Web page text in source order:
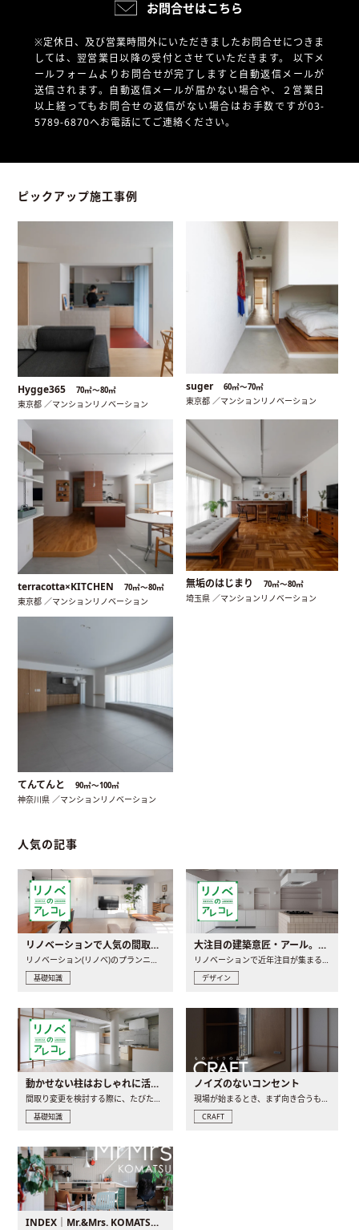
お問合せはこちら
※定休日、及び営業時間外にいただきましたお問合せにつきま
しては、翌営業日以降の受付とさせていただきます。 以下メ
ールフォームよりお問合せが完了しますと自動返信メールが
送信されます。自動返信メールが届かない場合や、
２営業日
以上経ってもお問合せの返信がない場合はお手数ですが03-
5789-6870へお電話にてご連絡ください。
ピックアップ施工事例
Hygge365 70㎡〜80㎡
東京都 ／マンションリノベーション
suger 60㎡〜70㎡
東京都 ／マンションリノベーション
terracotta×KITCHEN 70㎡〜80㎡
東京都 ／マンションリノベーション
無垢のはじまり 70㎡〜80㎡
埼玉県 ／マンションリノベーション
てんてんと 90㎡〜100㎡
神奈川県 ／マンションリノベーション
人気の記事
リノベーションで人気の間取りとは？トレンドの間取りと実例を徹底解説
リノベーション(リノベ)のプランニングで一番最初に決めるのは..
基礎知識
大注目の建築意匠・アール。人気の理由と空間に取り入れるポイント
リノベーションで近年注目が集まる建築意匠の一つであるアール..
デザイン
動かせない柱はおしゃれに活用！柱を魅せるリノベーション(リノベ)4選
間取り変更を検討する際に、たびたび皆さんの頭を悩ませる動か..
基礎知識
ノイズのないコンセント
現場が始まるとき、まず向き合うものの一つがコンセントです..
CRAFT
INDEX｜Mr.&Mrs. KOMATSU renovation diary